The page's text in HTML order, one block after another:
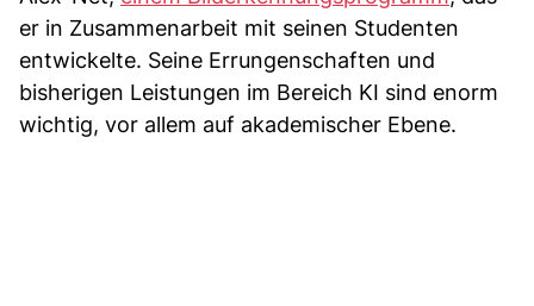
er in Zusammenarbeit mit seinen Studenten
entwickelte. Seine Errungenschaften und
bisherigen Leistungen im Bereich KI sind enorm
wichtig, vor allem auf akademischer Ebene.